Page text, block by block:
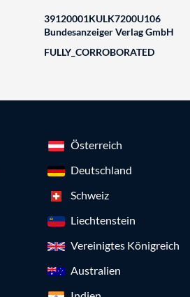
39120001KULK7200U106
Bundesanzeiger Verlag GmbH
FULLY_CORROBORATED
Österreich
Deutschland
Schweiz
Liechtenstein
Vereinigtes Königreich
Australien